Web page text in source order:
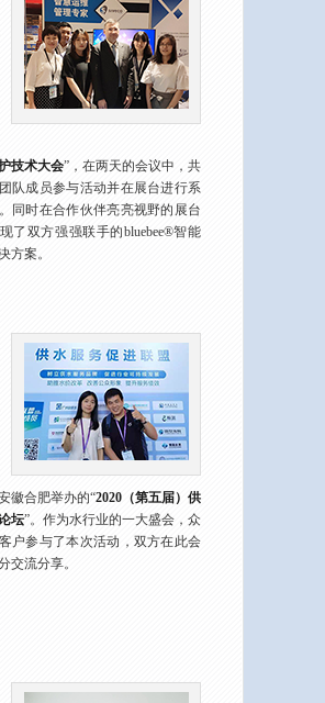
技术大会”，在两天的会议中，共
队成员参与活动并在展台进行系
同时在合作伙伴亮亮视野的展台
了双方强强联手的bluebee®智能
方案。
徽合肥举办的“2020（第五届）供
坛”。作为水行业的一大盛会，众
户参与了本次活动，双方在此会
交流分享。